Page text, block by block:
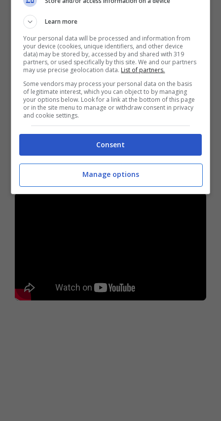
Ora però basta: la scelta di non avere più
figli dopo la nascita di Bonnie sembra
essere definitiva, anche perché Sue ha
trascorsopiù di 800 settimane della sua
vita in gravidanzaed ora vorrebbe
“rilassarsi” un po’. “Questa cosa – ha
aggiunto – prima o poi deve finire. I vestiti
premaman finiranno nel cestino. Non mi
mancherà affatto di essere incinta”.
Learn more
Your personal data will be processed and information from
your device (cookies, unique identifiers, and other device
data) may be stored by, accessed by and shared with 319
partners, or used specifically by this site. We and our partners
may use precise geolocation data. List of partners.
Some vendors may process your personal data on the basis
of legitimate interest, which you can object to by managing
your options below. Look for a link at the bottom of this page
or in the site menu to manage or withdraw consent in privacy
and cookie settings.
Consent
Manage options